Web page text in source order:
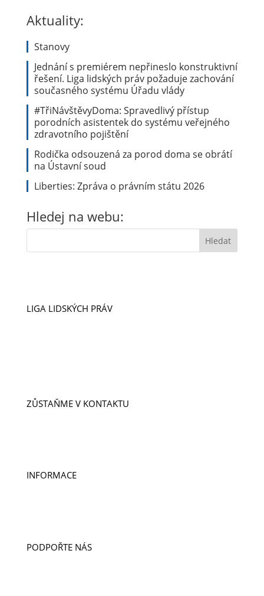
Aktuality:
Stanovy
Jednání s premiérem nepřineslo konstruktivní
řešení. Liga lidských práv požaduje zachování
současného systému Úřadu vlády
#TřiNávštěvyDoma: Spravedlivý přístup
porodních asistentek do systému veřejného
zdravotního pojištění
Rodička odsouzená za porod doma se obrátí
na Ústavní soud
Liberties: Zpráva o právním státu 2026
Hledej na webu:
LIGA LIDSKÝCH PRÁV
ZŮSTAŇME V KONTAKTU
INFORMACE
PODPOŘTE NÁS